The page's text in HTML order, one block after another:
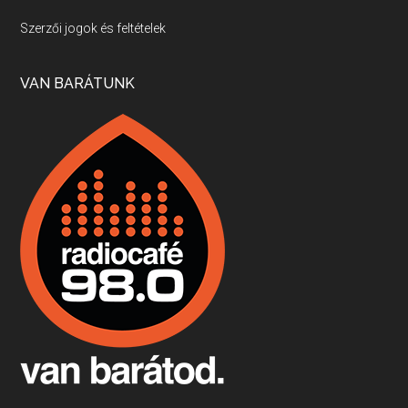
Villány, kékfrankos, Jackfall
Apr 17, 2026 • 00:35:38
Boston, teadélután, bab és homár
Apr 9, 2026 • 00:37:17
Fermentáljunk, a testünk meghálálja!
Apr 3, 2026 • 00:36:07
Szerzői jogok és feltételek
VAN BARÁTUNK